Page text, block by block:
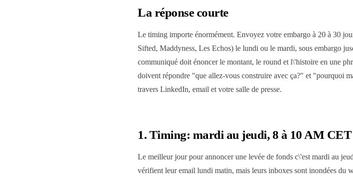
La réponse courte
Le timing importe énormément. Envoyez votre embargo à 20 à 30
Sifted, Maddyness, Les Echos) le lundi ou le mardi, sous embargo
communiqué doit énoncer le montant, le round et l\'histoire en une
doivent répondre "que allez-vous construire avec ça?" et "pourquoi
travers LinkedIn, email et votre salle de presse.
1. Timing: mardi au jeudi, 8 à 10 AM CET
Le meilleur jour pour annoncer une levée de fonds c\'est mardi au
vérifient leur email lundi matin, mais leurs inboxes sont inondées du